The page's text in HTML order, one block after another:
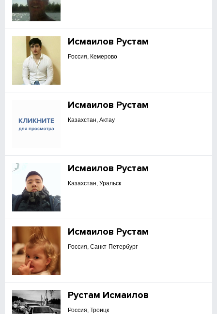
Исмаилов Рустам
Россия, Кемерово
Исмаилов Рустам
Казахстан, Актау
Исмаилов Рустам
Казахстан, Уральск
Исмаилов Рустам
Россия, Санкт-Петербург
Рустам Исмаилов
Россия, Троицк